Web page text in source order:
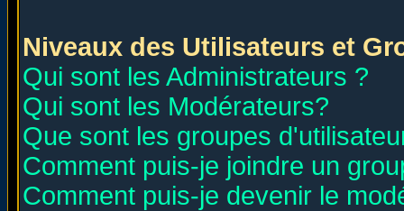
Niveaux des Utilisateurs et
Qui sont les Administrateurs ?
Qui sont les Modérateurs?
Que sont les groupes
Comment puis-je joindre un
Comment puis-je devenir le